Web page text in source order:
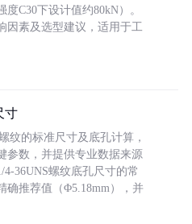
C30下设计值约80kN）。
因素及选型建议，适用于工
寸
纹的标准尺寸及底孔计算，
参数，并提供专业数据来源
4-36UNS螺纹底孔尺寸的常
确推荐值（Φ5.18mm），并